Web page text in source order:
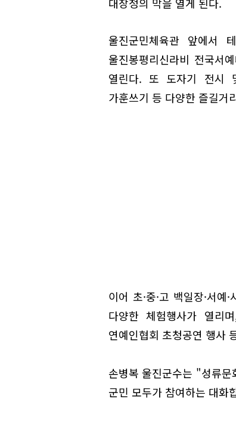
울진군민체육관 앞에서
울진봉평리신라비 전국서
열린다. 또 도자기 전시
가훈쓰기 등 다양한 즐길거
이어 초·중·고 백일장·서
다양한 체험행사가 열리
연예인협회 초청공연 행사
손병복 울진군수는 "성류
군민 모두가 참여하는 대화